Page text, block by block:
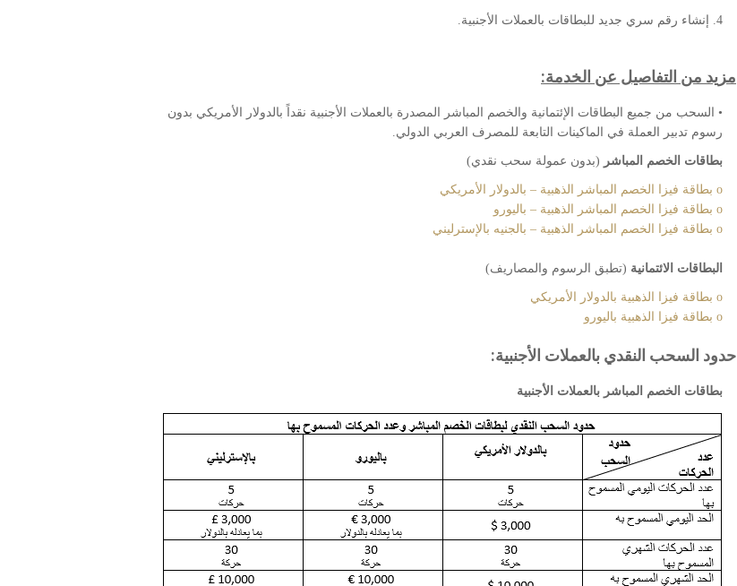
4. إنشاء رقم سري جديد للبطاقات بالعملات الأجنبية.
مزيد من التفاصيل عن الخدمة:
• السحب من جميع البطاقات الإئتمانية والخصم المباشر المصدرة بالعملات الأجنبية نقداً بالدولار الأمريكي بدون
رسوم تدبير العملة في الماكينات التابعة للمصرف العربي الدولي.
بطاقات الخصم المباشر (بدون عمولة سحب نقدي)
o بطاقة فيزا الخصم المباشر الذهبية – بالدولار الأمريكي
o بطاقة فيزا الخصم المباشر الذهبية – باليورو
o بطاقة فيزا الخصم المباشر الذهبية – بالجنيه بالإسترليني
البطاقات الائتمانية (تطبق الرسوم والمصاريف)
o بطاقة فيزا الذهبية بالدولار الأمريكي
o بطاقة فيزا الذهبية باليورو
حدود السحب النقدي بالعملات الأجنبية:
بطاقات الخصم المباشر بالعملات الأجنبية